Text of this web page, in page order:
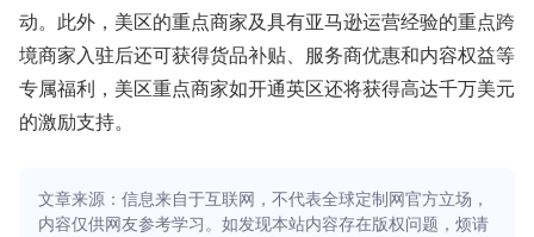
动。此外，美区的重点商家及具有亚马逊运营经验的重点跨
境商家入驻后还可获得货品补贴、服务商优惠和内容权益等
专属福利，美区重点商家如开通英区还将获得高达千万美元
的激励支持。
文章来源：信息来自于互联网，不代表全球定制网官方立场，
内容仅供网友参考学习。如发现本站内容存在版权问题，烦请